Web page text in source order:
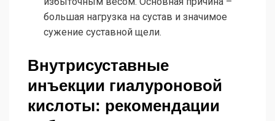
большая нагрузка на сустав и значимое
сужение суставной щели.
Внутрисуставные
инъекции гиалуроновой
кислоты: рекомендации